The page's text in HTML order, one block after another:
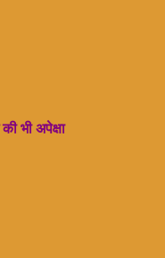
भी अपेक्षा